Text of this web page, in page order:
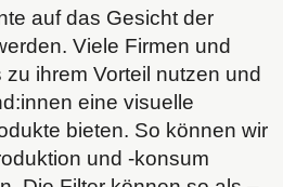
auf das Gesicht der
Viele Firmen und
ihrem Vorteil nutzen und
eine visuelle
bieten. So können wir
und -konsum